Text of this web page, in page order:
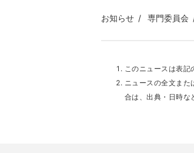
お知らせ 専門委員会
このニュースは表記
ニュースの全文また
合は、出典・日時な